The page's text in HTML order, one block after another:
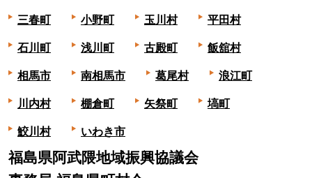
三春町 小野町 玉川村 平田村
石川町 浅川町 古殿町 飯舘村
相馬市 南相馬市 葛尾村 浪江町
川内村 棚倉町 矢祭町 塙町
鮫川村 いわき市
福島県阿武隈地域振興協議会